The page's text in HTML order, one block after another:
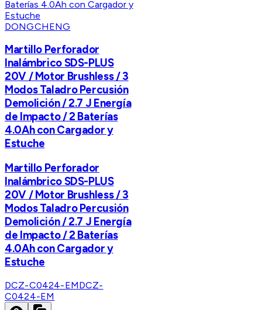
DONGCHENG
Martillo Perforador
Inalámbrico SDS-PLUS
20V / Motor Brushless / 3
Modos Taladro Percusión
Demolición / 2.7 J Energía
de Impacto / 2 Baterías
4.0Ah con Cargador y
Estuche
Martillo Perforador
Inalámbrico SDS-PLUS
20V / Motor Brushless / 3
Modos Taladro Percusión
Demolición / 2.7 J Energía
de Impacto / 2 Baterías
4.0Ah con Cargador y
Estuche
DCZ-C0424-EMDCZ-
C0424-EM